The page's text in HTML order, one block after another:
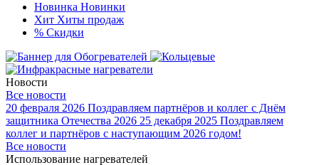
Новинка Новинки
Хит Хиты продаж
% Скидки
Новости
Все новости
20 февраля 2026 Поздравляем партнёров и коллег с Днём
защитника Отечества 2026 25 декабря 2025 Поздравляем
коллег и партнёров с наступающим 2026 годом!
Все новости
Использование нагревателей